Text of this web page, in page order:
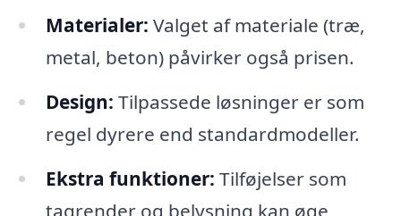
Materialer: Valget af materiale (træ,
metal, beton) påvirker også prisen.
Design: Tilpassede løsninger er som
regel dyrere end standardmodeller.
Ekstra funktioner: Tilføjelser som
tagrender og belysning kan øge